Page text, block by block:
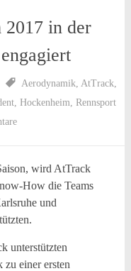
in der
Aerodynamik,AtTrack,
,Hockenheim,Rennsport
wird AtTrack
How die Teams
und
unterstützten
zu einer ersten